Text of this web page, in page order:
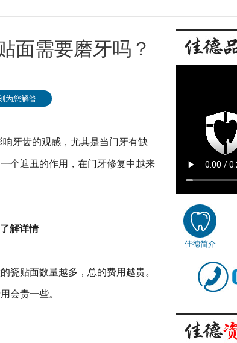
佳德简介
面需要磨牙吗？
为您解答
响牙齿的观感，尤其是当门牙有缺
个遮丑的作用，在门牙修复中越来
了解详情
瓷贴面数量越多，总的费用越贵。
会贵一些。